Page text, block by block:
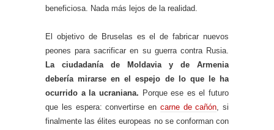
beneficiosa. Nada más lejos de la realidad.
El objetivo de Bruselas es el de fabricar nuevos
peones para sacrificar en su guerra contra Rusia.
La ciudadanía de Moldavia y de Armenia
debería mirarse en el espejo de lo que le ha
ocurrido a la ucraniana. Porque ese es el futuro
que les espera: convertirse en carne de cañón, si
finalmente las élites europeas no se conforman con